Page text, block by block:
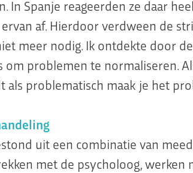
In Spanje reageerden ze daar
af. Hierdoor verdween de
meer nodig. Ik ontdekte door
problemen te normaliseren.
als problematisch maak je het
uit een combinatie van
met de psycholoog, werken